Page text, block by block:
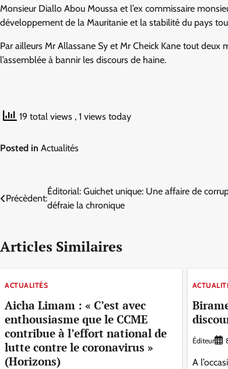
Monsieur Diallo Abou Moussa et l’ex commissaire
développement de la Mauritanie et la stabilité du pays
Par ailleurs Mr Allassane Sy et Mr Cheick Kane tout
l’assemblée à bannir les discours de haine.
19 total views , 1 views today
Posted in Actualités
Navigation
l’article
Précèdent:
Éditorial: Guichet unique: Une affaire de
défraie la chronique
Articles Similaires
ACTUALITÉS
Aicha Limam : « C’est avec
enthousiasme que le CCME
contribue à l’effort national de
lutte contre le coronavirus »
(Horizons)
Éditeur
A